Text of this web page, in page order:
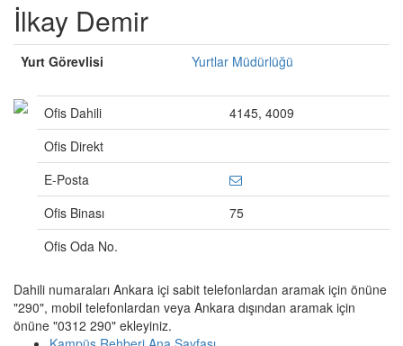
İlkay Demir
Yurt Görevlisi Yurtlar Müdürlüğü
Ofis Dahili
4145, 4009
Ofis Direkt
E-Posta
Ofis Binası
75
Ofis Oda No.
Dahili numaraları Ankara içi sabit telefonlardan aramak için önüne
"290", mobil telefonlardan veya Ankara dışından aramak için
önüne "0312 290" ekleyiniz.